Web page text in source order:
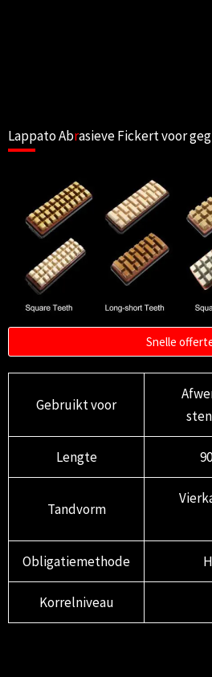
Lappato Abrasieve Fickert voor
Snelle
Gebruikt voor
Lengte
Tandvorm
Obligatiemethode
Korrelniveau